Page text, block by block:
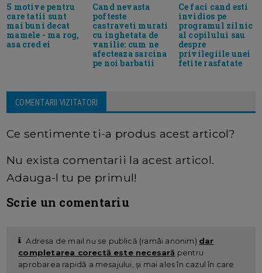
5 motive pentru
care tatii sunt
mai buni decat
mamele - ma rog,
asa cred ei
Cand nevasta
pofteste
castraveti murati
cu inghetata de
vanilie: cum ne
afecteaza sarcina
pe noi barbatii
Ce faci cand esti
invidios pe
programul zilnic
al copilului sau
despre
privilegiile unei
fetite rasfatate
COMENTARII VIZITATORI
Ce sentimente ti-a produs acest articol?
Nu exista comentarii la acest articol.
Adauga-l tu pe primul!
Scrie un comentariu
Adresa de mail nu se publică (ramâi anonim) dar
completarea corectă este necesară pentru
aprobarea rapidă a mesajului, și mai ales în cazul în care